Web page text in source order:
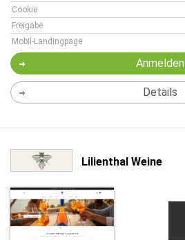
Cookie
Freigabe
Mobil-Landingpage
Anmelden
Details
Lilienthal Weine